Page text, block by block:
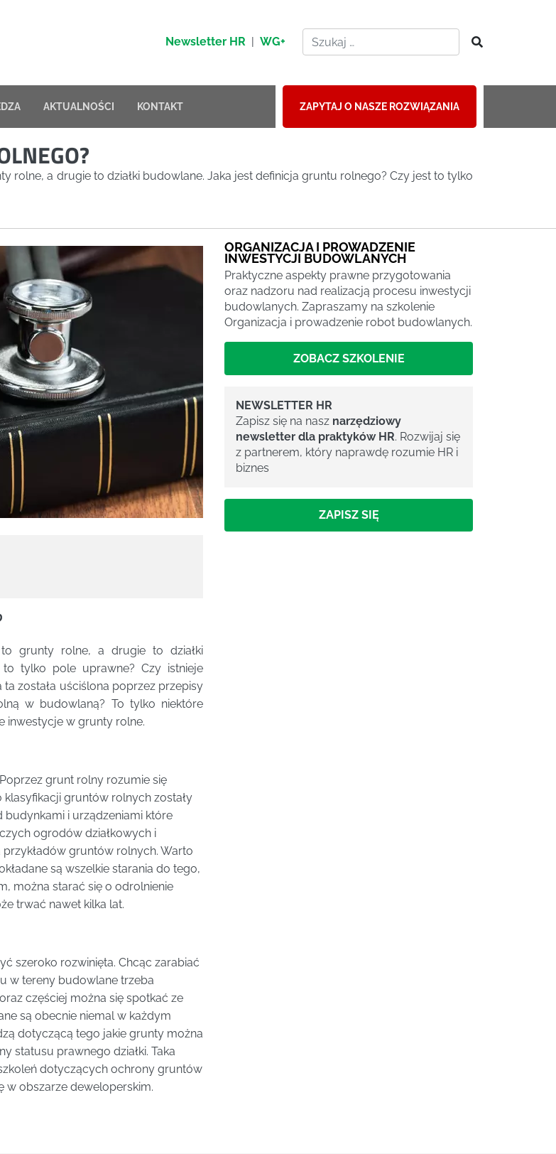
Newsletter HR | WG+
AKTUALNOŚCI KONTAKT ZAPYTAJ O NASZE ROZWIĄZANIA
rolne, a drugie to działki budowlane. Jaka jest definicja gruntu rolnego? Czy jest to tylko
grunty rolne, a drugie to działki
tylko pole uprawne? Czy istnieje
została uściślona poprzez przepisy
w budowlaną? To tylko niektóre
inwestycje w grunty rolne.
grunt rolny rozumie się
gruntów rolnych zostały
budynkami i urządzeniami które
ogrodów działkowych i
gruntów rolnych. Warto
są wszelkie starania do tego,
można starać się o odrolnienie
trwać nawet kilka lat.
szeroko rozwinięta. Chcąc zarabiać
w tereny budowlane trzeba
częściej można się spotkać ze
są obecnie niemal w każdym
dotyczącą tego jakie grunty można
statusu prawnego działki. Taka
dotyczących ochrony gruntów
w obszarze deweloperskim.
ORGANIZACJA I PROWADZENIE
INWESTYCJI BUDOWLANYCH
Praktyczne aspekty prawne przygotowania
oraz nadzoru nad realizacją procesu inwestycji
budowlanych. Zapraszamy na szkolenie
Organizacja i prowadzenie robot budowlanych.
ZOBACZ SZKOLENIE
NEWSLETTER HR
Zapisz się na nasz narzędziowy
newsletter dla praktyków HR. Rozwijaj się
z partnerem, który naprawdę rozumie HR i
biznes
ZAPISZ SIĘ